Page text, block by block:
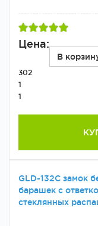
Цена:
В
302
1
1
GLD-132C замок
барашек с
стеклянных